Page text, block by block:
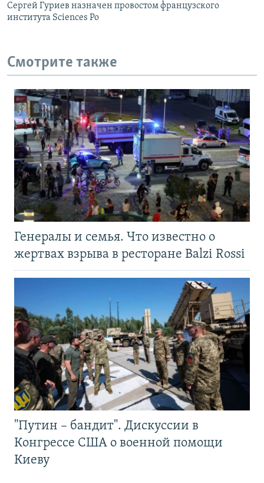
Сергей Гуриев назначен провостом французского
института Sciences Po
Смотрите также
Генералы и семья. Что известно о
жертвах взрыва в ресторане Balzi Rossi
"Путин – бандит". Дискуссии в
Конгрессе США о военной помощи
Киеву